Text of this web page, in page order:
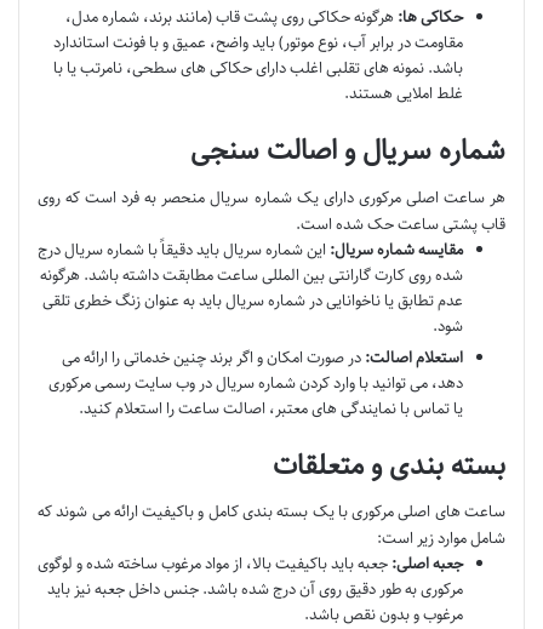
حکاکی ها: هرگونه حکاکی روی پشت قاب (مانند برند، شماره مدل،
مقاومت در برابر آب، نوع موتور) باید واضح، عمیق و با فونت استاندارد
باشد. نمونه های تقلبی اغلب دارای حکاکی های سطحی، نامرتب یا با
غلط املایی هستند.
شماره سریال و اصالت سنجی
هر ساعت اصلی مرکوری دارای یک شماره سریال منحصر به فرد است که روی
قاب پشتی ساعت حک شده است.
مقایسه شماره سریال: این شماره سریال باید دقیقاً با شماره سریال درج
شده روی کارت گارانتی بین المللی ساعت مطابقت داشته باشد. هرگونه
عدم تطابق یا ناخوانایی در شماره سریال باید به عنوان زنگ خطری تلقی
شود.
استعلام اصالت: در صورت امکان و اگر برند چنین خدماتی را ارائه می
دهد، می توانید با وارد کردن شماره سریال در وب سایت رسمی مرکوری
یا تماس با نمایندگی های معتبر، اصالت ساعت را استعلام کنید.
بسته بندی و متعلقات
ساعت های اصلی مرکوری با یک بسته بندی کامل و باکیفیت ارائه می شوند که
شامل موارد زیر است:
جعبه اصلی: جعبه باید باکیفیت بالا، از مواد مرغوب ساخته شده و لوگوی
مرکوری به طور دقیق روی آن درج شده باشد. جنس داخل جعبه نیز باید
مرغوب و بدون نقص باشد.